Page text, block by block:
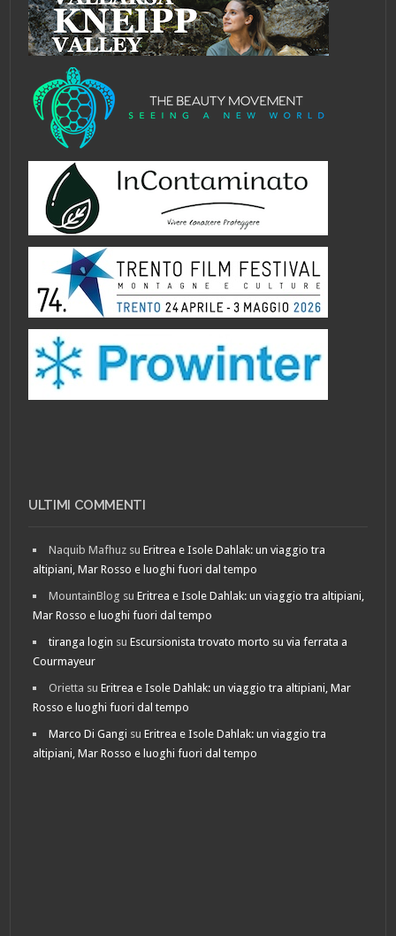
ULTIMI COMMENTI
Naquib Mafhuz suEritrea e Isole Dahlak: un viaggio tra
altipiani, Mar Rosso e luoghi fuori dal tempo
MountainBlog suEritrea e Isole Dahlak: un viaggio tra altipiani,
Mar Rosso e luoghi fuori dal tempo
tiranga login suEscursionista trovato morto su via ferrata a
Courmayeur
Orietta suEritrea e Isole Dahlak: un viaggio tra altipiani, Mar
Rosso e luoghi fuori dal tempo
Marco Di Gangi suEritrea e Isole Dahlak: un viaggio tra
altipiani, Mar Rosso e luoghi fuori dal tempo